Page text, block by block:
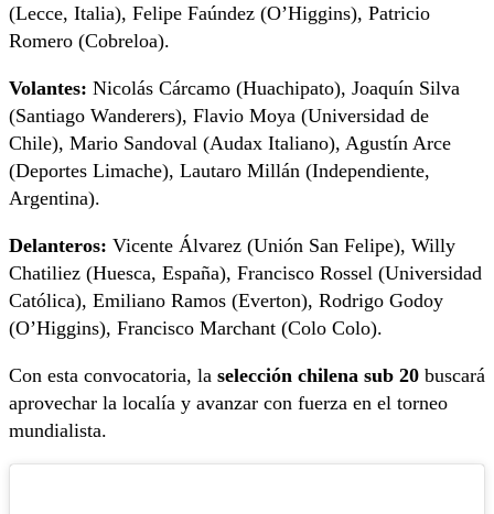
(Lecce, Italia), Felipe Faúndez (O’Higgins), Patricio
Romero (Cobreloa).
Volantes: Nicolás Cárcamo (Huachipato), Joaquín Silva
(Santiago Wanderers), Flavio Moya (Universidad de
Chile), Mario Sandoval (Audax Italiano), Agustín Arce
(Deportes Limache), Lautaro Millán (Independiente,
Argentina).
Delanteros: Vicente Álvarez (Unión San Felipe), Willy
Chatiliez (Huesca, España), Francisco Rossel (Universidad
Católica), Emiliano Ramos (Everton), Rodrigo Godoy
(O’Higgins), Francisco Marchant (Colo Colo).
Con esta convocatoria, la selección chilena sub 20 buscará
aprovechar la localía y avanzar con fuerza en el torneo
mundialista.